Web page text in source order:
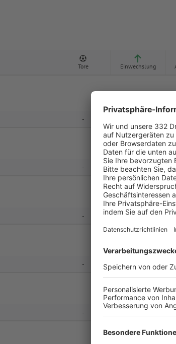
Tore Einwechslung
-
SV
- -
SC
- -
- -
DJK
-